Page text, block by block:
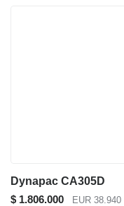
Dynapac CA305D
$ 1.806.000
EUR 38.940